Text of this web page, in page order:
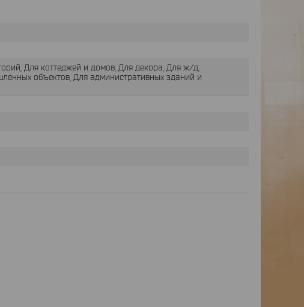
Для коттеджей и домов, Для декора, Для ж/д,
объектов, Для административных зданий и